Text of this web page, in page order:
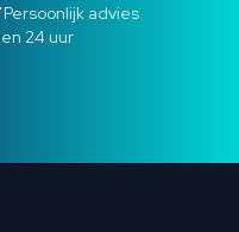
Persoonlijk advies
24 uur